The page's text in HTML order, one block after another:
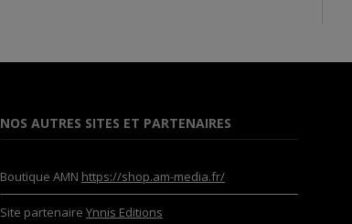
NOS AUTRES SITES ET PARTENAIRES
Boutique AMN https://shop.am-media.fr/
Site partenaire Ynnis Editions